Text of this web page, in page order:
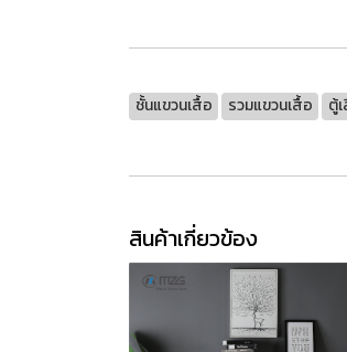
ชั้นแขวนเสื้อ รวมแขวนเสื้อ ตู้
สินค้าเกี่ยวข้อง